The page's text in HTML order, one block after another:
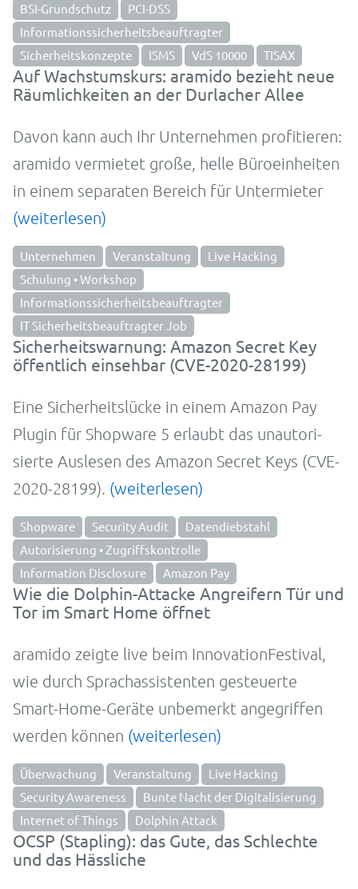
BSI-Grundschutz
PCI-DSS
Informationssicherheitsbeauftragter
Sicherheitskonzepte
ISMS VdS 10000 TISAX
Auf Wachstumskurs: aramido bezieht neue
Räumlichkeiten an der Durlacher Allee
Davon kann auch Ihr Un­ter­neh­men pro­fi­tie­ren:
aramido ver­mietet große, helle Büro­ein­heiten
in einem sepa­ra­ten Be­reich für Unter­mie­ter
(weiterlesen)
Unternehmen Veranstaltung
Live Hacking
Schulung • Workshop
Informationssicherheitsbeauftragter
IT Sicherheitsbeauftragter Job
Sicherheitswarnung: Amazon Secret Key
öffentlich einsehbar (CVE-2020-28199)
Eine Sicher­­­heits­­­lücke in einem Amazon Pay
Plugin für Shopware 5 erlaubt das un­auto­ri­
sier­te Aus­lesen des Amazon Secret Keys (CVE-
2020-28199). (weiterlesen)
Shopware Security Audit
Datendiebstahl
Autorisierung • Zugriffskontrolle
Information Disclosure
Amazon Pay
Wie die Dolphin-Attacke Angreifern Tür und
Tor im Smart Home öffnet
aramido zeigte live beim Inno­va­tion­Festi­val,
wie durch Sprachassistenten gesteuerte
Smart-Home-­Geräte un­be­merkt an­ge­grif­fen
wer­den kön­nen (weiterlesen)
Überwachung Veranstaltung
Live Hacking
Security Awareness
Bunte Nacht der Digitalisierung
Internet of Things
Dolphin Attack
OCSP (Stapling): das Gute, das Schlechte
und das Hässliche